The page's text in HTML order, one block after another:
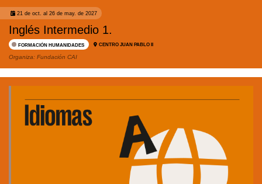
21 de oct. al 26 de may. de 2027
Inglés Intermedio 1.
FORMACIÓN HUMANIDADES CENTRO JUAN PABLO II
Organiza: Fundación CAI